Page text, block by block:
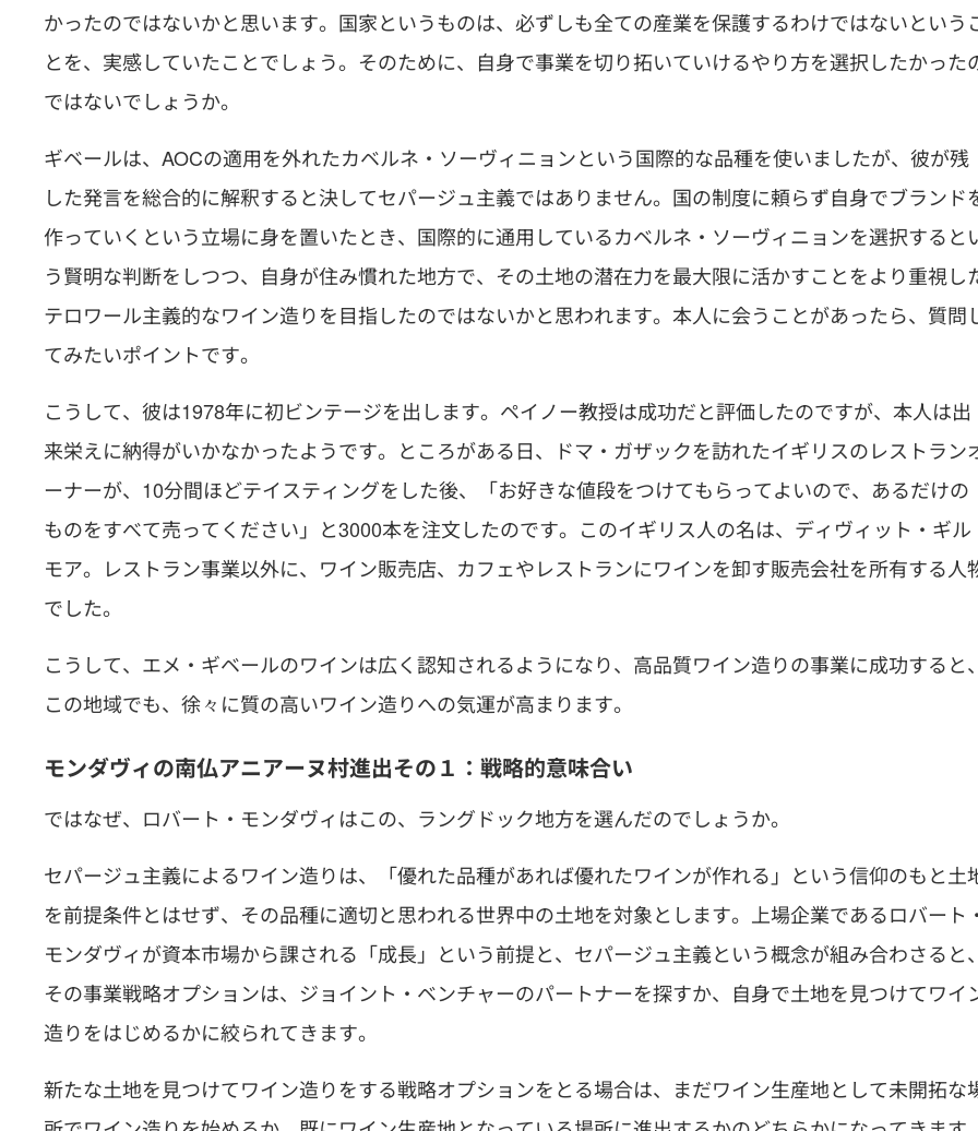
かったのではないかと思います。国家というものは、必ずしも全ての産業を保護するわけではないという
とを、実感していたことでしょう。そのために、自身で事業を切り拓いていけるやり方を選択したかった
ではないでしょうか。
ギベールは、AOCの適用を外れたカベルネ・ソーヴィニョンという国際的な品種を使いましたが、彼が残
した発言を総合的に解釈すると決してセパージュ主義ではありません。国の制度に頼らず自身でブランド
作っていくという立場に身を置いたとき、国際的に通用しているカベルネ・ソーヴィニョンを選択すると
う賢明な判断をしつつ、自身が住み慣れた地方で、その土地の潜在力を最大限に活かすことをより重視し
テロワール主義的なワイン造りを目指したのではないかと思われます。本人に会うことがあったら、質問
てみたいポイントです。
こうして、彼は1978年に初ビンテージを出します。ペイノー教授は成功だと評価したのですが、本人は出
来栄えに納得がいかなかったようです。ところがある日、ドマ・ガザックを訪れたイギリスのレストラン
ーナーが、10分間ほどテイスティングをした後、「お好きな値段をつけてもらってよいので、あるだけの
ものをすべて売ってください」と3000本を注文したのです。このイギリス人の名は、ディヴィット・ギル
モア。レストラン事業以外に、ワイン販売店、カフェやレストランにワインを卸す販売会社を所有する人
でした。
こうして、エメ・ギベールのワインは広く認知されるようになり、高品質ワイン造りの事業に成功すると、
この地域でも、徐々に質の高いワイン造りへの気運が高まります。
モンダヴィの南仏アニアーヌ村進出その１：戦略的意味合い
ではなぜ、ロバート・モンダヴィはこの、ラングドック地方を選んだのでしょうか。
セパージュ主義によるワイン造りは、「優れた品種があれば優れたワインが作れる」という信仰のもと土
を前提条件とはせず、その品種に適切と思われる世界中の土地を対象とします。上場企業であるロバート・
モンダヴィが資本市場から課される「成長」という前提と、セパージュ主義という概念が組み合わさると、
その事業戦略オプションは、ジョイント・ベンチャーのパートナーを探すか、自身で土地を見つけてワイ
造りをはじめるかに絞られてきます。
新たな土地を見つけてワイン造りをする戦略オプションをとる場合は、まだワイン生産地として未開拓な